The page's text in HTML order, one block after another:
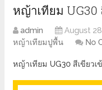
หญ้าเทียม UG30
admin August
หญ้าเทียมปูพื้น
No
หญ้าเทียม UG30 สีเขียว